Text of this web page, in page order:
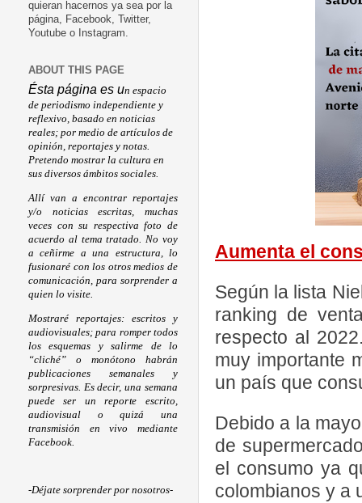
Aumenta el
Según la lista
ranking de
respecto al
muy importante
un país que
Debido a la
de
el consumo ya
colombianos y a
quieran hacernos ya sea por la
página, Facebook, Twitter,
Youtube o Instagram.
ABOUT THIS PAGE
Ésta página es un espacio
de periodismo independiente y
reflexivo, basado en noticias
reales; por medio de artículos de
opinión, reportajes y notas.
Pretendo mostrar la cultura en
sus diversos ámbitos sociales.
Allí van a encontrar reportajes
y/o noticias escritas, muchas
veces con su respectiva foto de
acuerdo al tema tratado. No voy
a ceñirme a una estructura, lo
fusionaré con los otros medios de
comunicación, para sorprender a
quien lo visite.
Mostraré reportajes: escritos y
audiovisuales; para romper todos
los esquemas y salirme de lo
“cliché” o monótono habrán
publicaciones semanales y
sorpresivas. Es decir, una semana
puede ser un reporte escrito,
audiovisual o quizá una
transmisión en vivo mediante
Facebook.
-Déjate sorprender por nosotros-